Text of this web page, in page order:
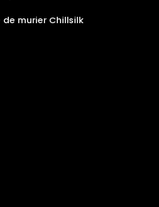
murier Chillsilk